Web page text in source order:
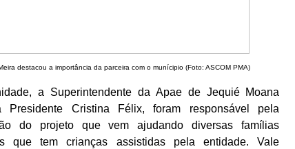
destacou a importância da parceira com o munícipio (Foto: ASCOM PMA)
a Superintendente da Apae de Jequié Moana
Cristina Félix, foram responsável pela
do projeto que vem ajudando diversas famílias
que tem crianças assistidas pela entidade. Vale